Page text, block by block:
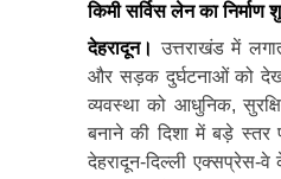
किमी सर्विस लेन का निर्माण
देहरादून। उत्तराखंड में
और सड़क दुर्घटनाओं को
व्यवस्था को आधुनिक,
बनाने की दिशा में बड़े स्तर
देहरादून-दिल्ली